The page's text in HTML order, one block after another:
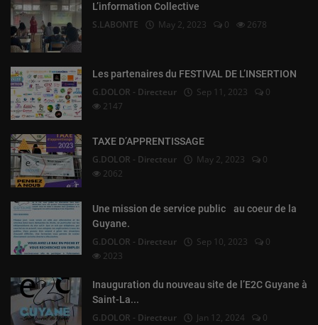
L’information Collective
S.LABONTE May 2, 2023 0 2678
Les partenaires du FESTIVAL DE L’INSERTION
G.DOLOR - Directeur Sep 11, 2023
0
2147
TAXE D’APPRENTISSAGE
G.DOLOR - Directeur May 2, 2023
0
2062
Une mission de service public au coeur de la
Guyane.
G.DOLOR - Directeur Sep 10, 2023
0
2023
Inauguration du nouveau site de l’E2C Guyane à
Saint-La...
G.DOLOR - Directeur Jan 12, 2024
0